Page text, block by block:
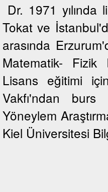
Dr. 1971
Tokat ve
arasında
Matematik-
Lisans eğitimi
Vakfı'ndan burs
Yöneylem
Kiel Üniversitesi